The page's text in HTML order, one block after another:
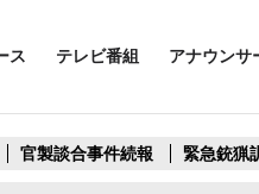
ス テレビ番組 アナウンサ
官製談合事件続報 緊急銃猟